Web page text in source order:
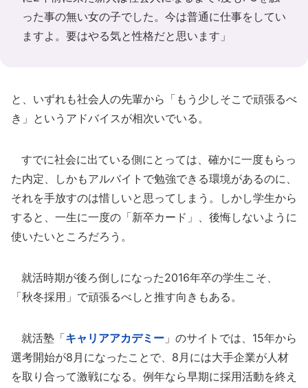
った事の無い女の子でした。今は普通に仕事をしてい
ますよ。要はやる気と性格だと思います」
と、いずれも社会人の先輩から「もう少しそこで頑張るべ
き」というアドバイスが相次いでいる。
すでに社会に出ている側にとっては、確かに一度もらっ
た内定、しかもアルバイトで勉強できる環境があるのに、
それを手放すのは惜しいと思ってしまう。しかし学生から
すると、一生に一度の「新卒カード」、後悔しないように
使いたいところだろう。
就活時期が後ろ倒しになった2016年卒の学生こそ、
「秋冬採用」で頑張るべしと推す向きもある。
就活塾「キャリアアカデミー 」のサイトでは、15年から
選考開始が8月になったことで、8月には大手企業が人材
を取り合って激戦になる。例年なら早期に採用活動を終え